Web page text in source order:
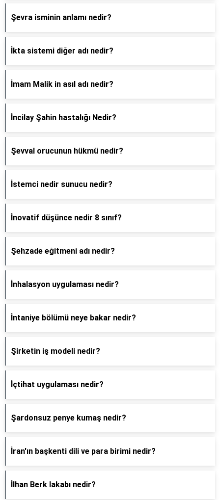
Şevra isminin anlamı nedir?
İkta sistemi diğer adı nedir?
İmam Malik in asıl adı nedir?
İncilay Şahin hastalığı Nedir?
Şevval orucunun hükmü nedir?
İstemci nedir sunucu nedir?
İnovatif düşünce nedir 8 sınıf?
Şehzade eğitmeni adı nedir?
İnhalasyon uygulaması nedir?
İntaniye bölümü neye bakar nedir?
Şirketin iş modeli nedir?
İçtihat uygulaması nedir?
Şardonsuz penye kumaş nedir?
İran'ın başkenti dili ve para birimi nedir?
İlhan Berk lakabı nedir?